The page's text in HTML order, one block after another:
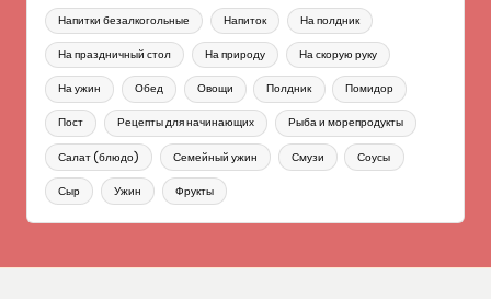
Напитки безалкогольные Напиток На полдник
На праздничный стол На природу На скорую руку
На ужин Обед Овощи Полдник Помидор
Пост Рецепты для начинающих Рыба и морепродукты
Салат (блюдо) Семейный ужин Смузи Соусы
Сыр Ужин Фрукты